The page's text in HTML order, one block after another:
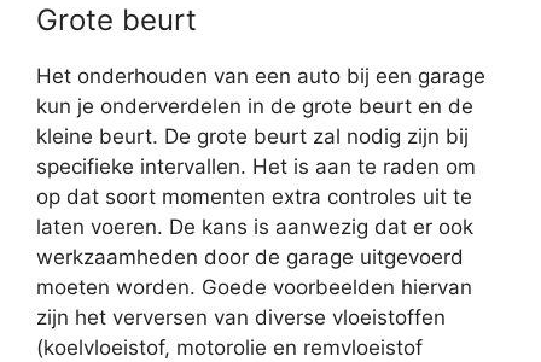
Grote beurt
Het onderhouden van een auto bij een garage
kun je onderverdelen in de grote beurt en de
kleine beurt. De grote beurt zal nodig zijn bij
specifieke intervallen. Het is aan te raden om
op dat soort momenten extra controles uit te
laten voeren. De kans is aanwezig dat er ook
werkzaamheden door de garage uitgevoerd
moeten worden. Goede voorbeelden hiervan
zijn het verversen van diverse vloeistoffen
(koelvloeistof, motorolie en remvloeistof